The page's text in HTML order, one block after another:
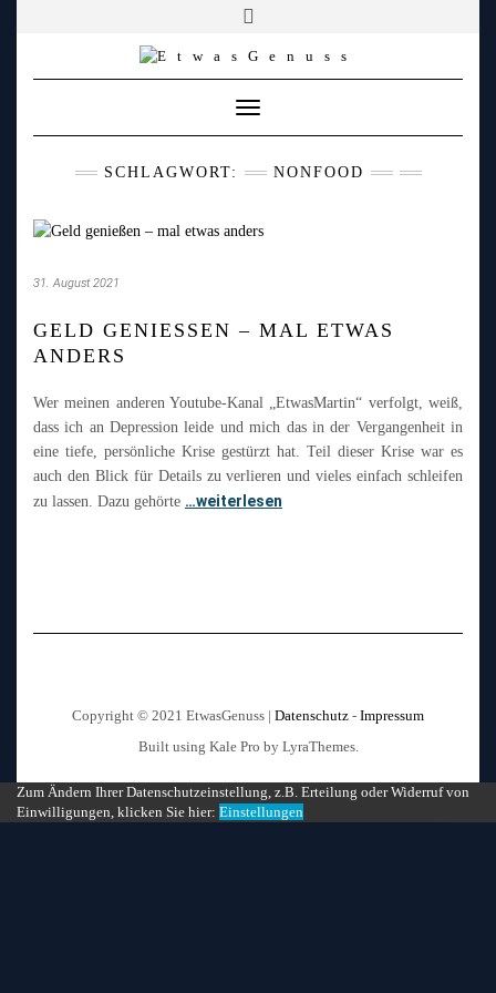
Toggle
Navigation
SCHLAGWORT: NONFOOD
31. August 2021
GELD GENIESSEN – MAL ETWAS A
NDERS
Wer meinen anderen Youtube-Kanal „EtwasMartin“ verfolgt, weiß,
dass ich an Depression leide und mich das in der Vergangenheit in
eine tiefe, persönliche Krise gestürzt hat. Teil dieser Krise war es
auch den Blick für Details zu verlieren und vieles einfach schleifen
zu lassen. Dazu gehörte …weiterlesen
Copyright © 2021 EtwasGenuss | Datenschutz - Impressum
Built using Kale Pro by LyraThemes.
Zum Ändern Ihrer Datenschutzeinstellung, z.B. Erteilung oder Widerruf von
Einwilligungen, klicken Sie hier: Einstellungen